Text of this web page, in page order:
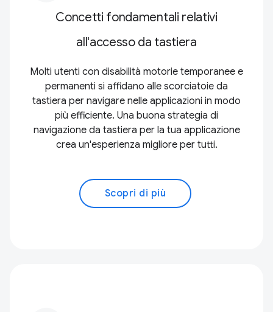
Concetti fondamentali relativi
all'accesso da tastiera
Molti utenti con disabilità motorie temporanee e
permanenti si affidano alle scorciatoie da
tastiera per navigare nelle applicazioni in modo
più efficiente. Una buona strategia di
navigazione da tastiera per la tua applicazione
crea un'esperienza migliore per tutti.
Scopri di più